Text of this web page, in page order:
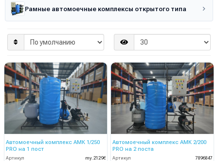
Рамные автомоечные комплексы открытого типа
Автомоечный комплекс АМК 1/250
PRO на 1 пост
Артикул
my.21296
Автомоечный комплекс АМК 2/200
PRO на 2 поста
Артикул
7896847